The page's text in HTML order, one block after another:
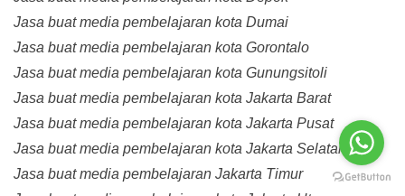
Jasa buat media pembelajaran kota Dumai
Jasa buat media pembelajaran kota Gorontalo
Jasa buat media pembelajaran kota Gunungsitoli
Jasa buat media pembelajaran kota Jakarta Barat
Jasa buat media pembelajaran kota Jakarta Pusat
Jasa buat media pembelajaran kota Jakarta Selatan
Jasa buat media pembelajaran Jakarta Timur